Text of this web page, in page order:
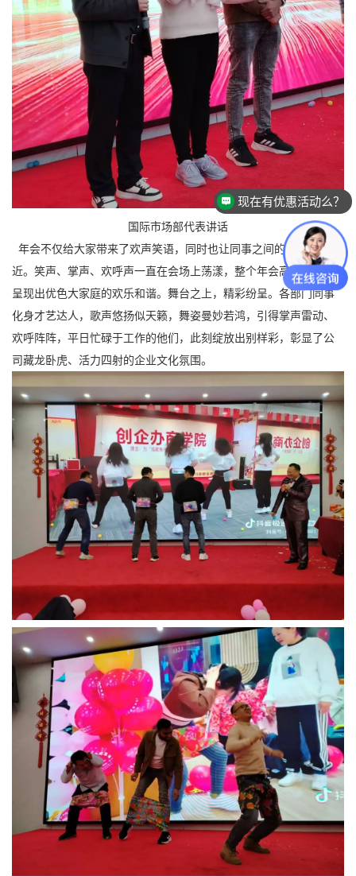
国际市场部代表讲话
年会不仅给大家带来了欢声笑语，同时也让同事之间的心更加贴
近。笑声、掌声、欢呼声一直在会场上荡漾，整个年会高潮迭起、
呈现出优色大家庭的欢乐和谐。舞台之上，精彩纷呈。各部门同事
化身才艺达人，歌声悠扬似天籁，舞姿曼妙若鸿，引得掌声雷动、
欢呼阵阵，平日忙碌于工作的他们，此刻绽放出别样彩，彰显了公
司藏龙卧虎、活力四射的企业文化氛围。
现在有优惠活动么？
×
欢迎来到优色LED显示屏，请问有什么
可以帮您？
现在咨询 稍后再说